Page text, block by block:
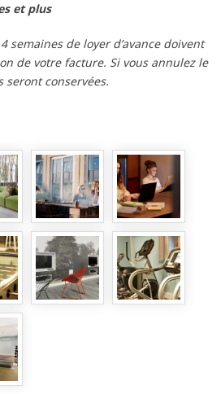
et plus
semaines de loyer d’avance doivent
de votre facture. Si vous annulez le
seront conservées.